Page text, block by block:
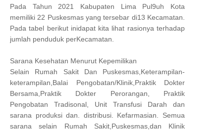
Pada Tahun 2021 Kabupaten Lima Pul9uh Kota
memiliki 22 Puskesmas yang tersebar di13 Kecamatan.
Pada tabel berikut inidapat kita lihat rasionya terhadap
jumlah penduduk perKecamatan.
Sarana Kesehatan Menurut Kepemilikan
Selain Rumah Sakit Dan Puskesmas,Keterampilan-
keterampilan,Balai Pengobatan/Klinik,Praktik Dokter
Bersama,Praktik Dokter Perorangan, Praktik
Pengobatan Tradisonal, Unit Transfusi Darah dan
sarana produksi dan. distribusi. Kefarmasian. Semua
sarana selain Rumah Sakit,Puskesmas,dan Klinik